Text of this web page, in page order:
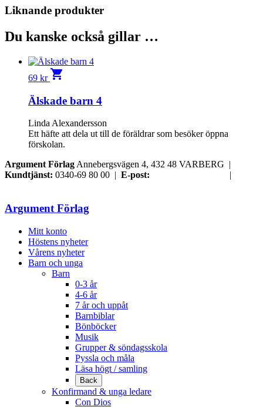
Liknande produkter
Du kanske också gillar …
69 kr shopping_cart
Älskade barn 4
Linda Alexandersson
Ett häfte att dela ut till de föräldrar som besöker öppna
förskolan.
Argument Förlag Annebergsvägen 4, 432 48 VARBERG |
Kundtjänst: 0340-69 80 00 | E-post:
|
Argument Förlag
Mitt konto
Höstens nyheter
Vårens nyheter
Barn och unga
Barn
0-3 år
4-6 år
7 år och uppåt
Barnbiblar
Bönböcker
Musik
Grupper & söndagsskola
Pyssla och måla
Läsa högt / samling
Back
Konfirmand & unga ledare
Con Dios